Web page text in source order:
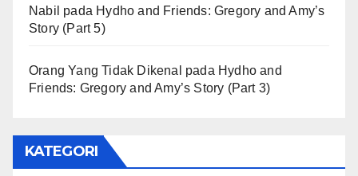
Nabil pada Hydho and Friends: Gregory and Amy’s
Story (Part 5)
Orang Yang Tidak Dikenal pada Hydho and
Friends: Gregory and Amy’s Story (Part 3)
KATEGORI